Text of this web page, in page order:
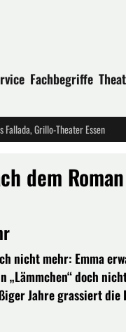
Fachbegriffe
Grillo-Theater Essen
dem
nicht mehr: Emma
doch
Jahre grassiert